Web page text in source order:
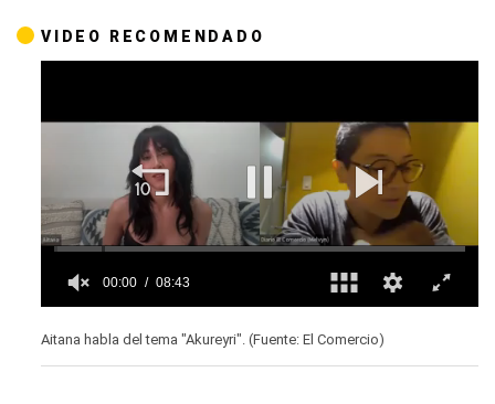
VIDEO RECOMENDADO
seconds
of
8
00:01 08:43
Aitana habla del tema "Akureyri". (Fuente: El Comercio)